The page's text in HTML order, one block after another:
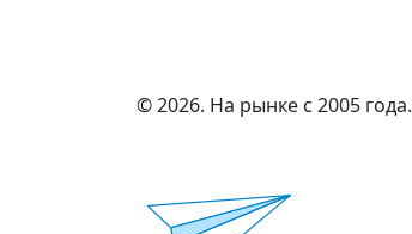
© 2026. На рынке с 2005 года.